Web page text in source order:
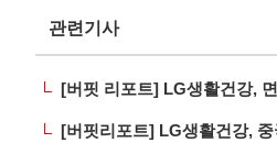
관련기사
[버핏 리포트] LG생활건강,
[버핏리포트] LG생활건강,